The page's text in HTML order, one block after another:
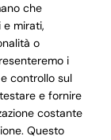
che
mirati,
o
i
controllo sul
e fornire
costante
Questo